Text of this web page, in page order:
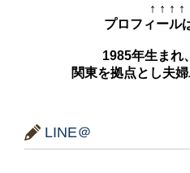
↑ ↑ ↑ ↑
プロフィール
1985年生まれ
関東を拠点とし夫
LINE＠